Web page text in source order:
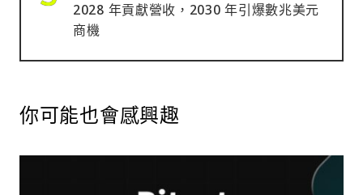
2028 年貢獻營收，2030 年引爆數兆美元
商機
你可能也會感興趣